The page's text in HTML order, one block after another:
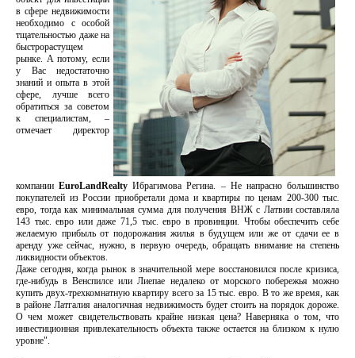
в сфере недвижимости
необходимо с особой
тщательностью даже на
быстрорастущем
рынке. А потому, если
у Вас недостаточно
знаний и опыта в этой
сфере, лучше всего
обратиться за советом
к специалистам, –
отмечает директор
компанииEuroLandRealty Ибрагимова Регина. – Не напрасно большинство
покупателей из России приобретали дома и квартиры по ценам 200-300 тыс.
евро, тогда как минимальная сумма для получения ВНЖ с Латвии составляла
143 тыс. евро или даже 71,5 тыс. евро в провинции. Чтобы обеспечить себе
желаемую прибыль от подорожания жилья в будущем или же от сдачи ее в
аренду уже сейчас, нужно, в первую очередь, обращать внимание на степень
ликвидности объектов.
Даже сегодня, когда рынок в значительной мере восстановился после кризиса,
где-нибудь в Венспилсе или Лиепае недалеко от морского побережья можно
купить двух-трехкомнатную квартиру всего за 15 тыс. евро. В то же время, как
в районе Латгалия аналогичная недвижимость будет стоить на порядок дороже.
О чем может свидетельствовать крайне низкая цена? Наверняка о том, что
инвестиционная привлекательность объекта также остается на близком к нулю
уровне".